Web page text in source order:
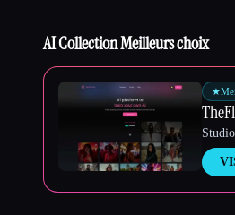
AI Collection Meilleurs choix
★